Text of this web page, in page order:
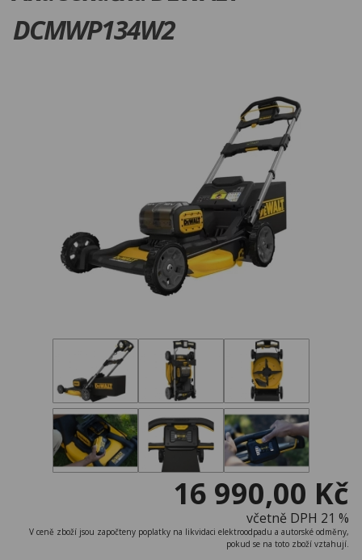
DCMWP134W2
16 990,00 Kč
včetně DPH 21 %
V ceně zboží jsou započteny poplatky na likvidaci elektroodpadu a autorské odměny,
pokud se na toto zboží vztahují.